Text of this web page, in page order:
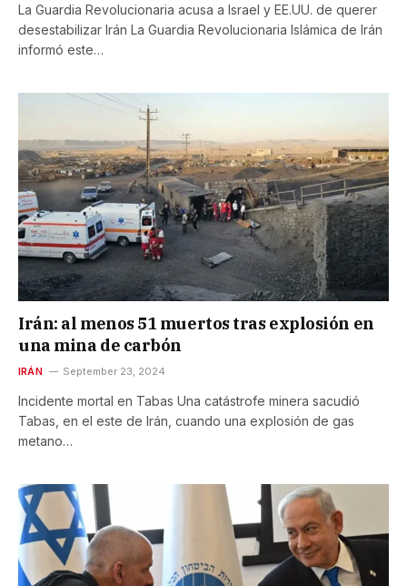
La Guardia Revolucionaria acusa a Israel y EE.UU. de querer
desestabilizar Irán La Guardia Revolucionaria Islámica de Irán
informó este…
Irán: al menos 51 muertos tras explosión en
una mina de carbón
IRÁN September 23, 2024
Incidente mortal en Tabas Una catástrofe minera sacudió
Tabas, en el este de Irán, cuando una explosión de gas
metano…